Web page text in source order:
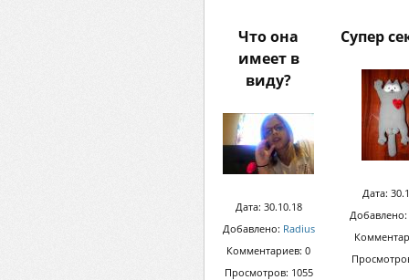
Что она
имеет в
виду?
Дата: 30.10.18
Добавлено: Radius
Комментариев: 0
Просмотров: 1055
Супер
Дата:
Добавлено: